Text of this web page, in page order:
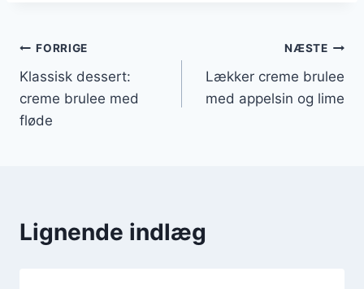
Indlægsnavigation
FORRIGE
Klassisk dessert:
creme brulee med
fløde
NÆSTE
Lækker creme brulee
med appelsin og lime
Lignende indlæg